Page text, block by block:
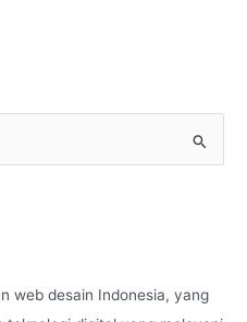
web desain Indonesia, yang